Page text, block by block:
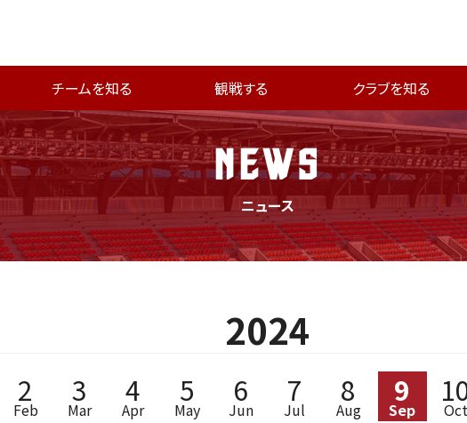
チームを知る 観戦する クラブを知る
NEWS
ニュース
2024
2
Feb
3
Mar
4
Apr
5
May
6
Jun
7
Jul
8
Aug
9
Sep Oct